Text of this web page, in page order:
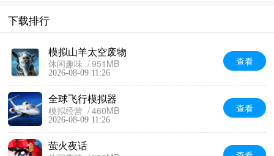
下载排行
模拟山羊太空废物
休闲趣味 951MB
2026-08-09 11:26
查看
全球飞行模拟器
模拟经营 460MB
2026-08-09 11:26
查看
萤火夜话